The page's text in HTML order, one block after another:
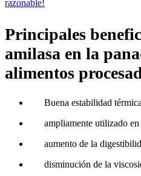
razonable!
Principales
amilasa en la
alimentos
Buena estabilidad térmica
ampliamente utilizado
aumento de la
disminución de la